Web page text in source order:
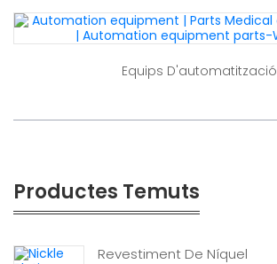
Equips D'automatització
Productes Temuts
Revestiment De Níquel